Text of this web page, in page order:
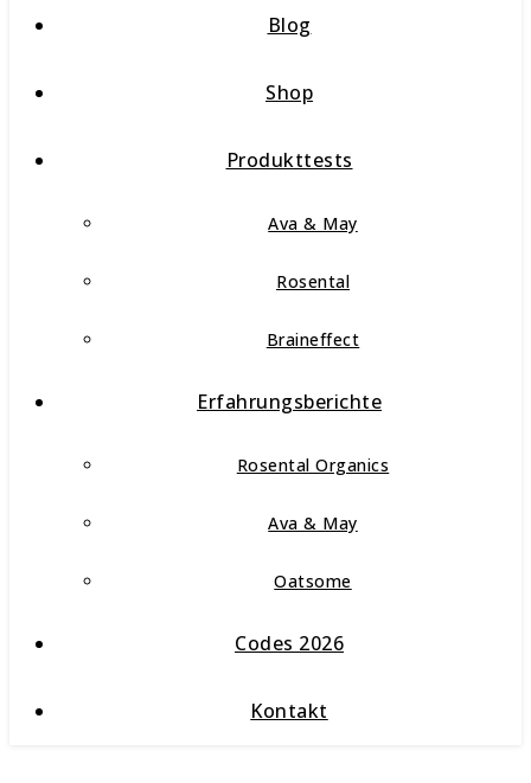
Blog
Shop
Produkttests
Ava & May
Rosental
Braineffect
Erfahrungsberichte
Rosental Organics
Ava & May
Oatsome
Codes 2026
Kontakt